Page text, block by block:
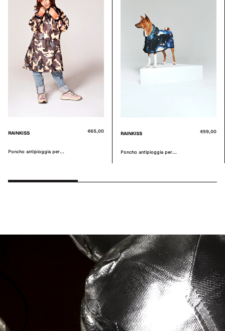
RAINKISS €65,00
Poncho antipioggia per...
RAINKISS €59,00
Poncho antipioggia per...